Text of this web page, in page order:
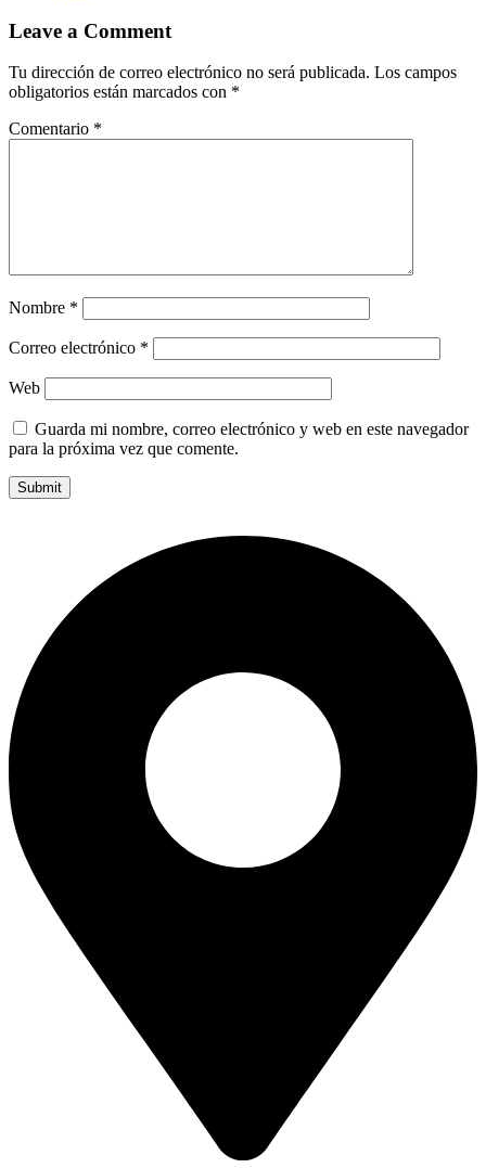
Leave a Comment
Tu dirección de correo electrónico no será publicada. Los campos
obligatorios están marcados con *
Comentario *
Nombre *
Correo electrónico *
Web
Guarda mi nombre, correo electrónico y web en este navegador
para la próxima vez que comente.